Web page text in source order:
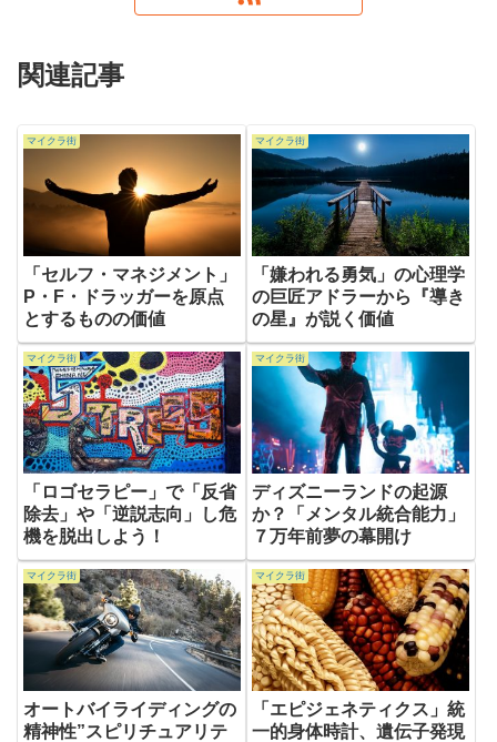
関連記事
マイクラ街
「セルフ・マネジメント」
P・F・ドラッガーを原点
とするものの価値
マイクラ街
「嫌われる勇気」の心理学
の巨匠アドラーから『導き
の星』が説く価値
マイクラ街
「ロゴセラピー」で「反省
除去」や「逆説志向」し危
機を脱出しよう！
マイクラ街
ディズニーランドの起源
か？「メンタル統合能力」
７万年前夢の幕開け
マイクラ街
オートバイライディングの
精神性”スピリチュアリテ
マイクラ街
「エピジェネティクス」統
一的身体時計、遺伝子発現